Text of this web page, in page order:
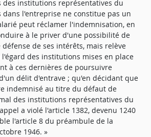
institutions représentatives du
dans l'entreprise ne constitue pas un
peut réclamer l'indemnisation, en
à le priver d'une possibilité de
de ses intérêts, mais relève
des institutions mises en place
à ces dernières de poursuivre
délit d'entrave ; qu'en décidant que
indemnisé au titre du défaut de
des institutions représentatives du
a violé l'article 1382, devenu 1240
l'article 8 du préambule de la
1946. »